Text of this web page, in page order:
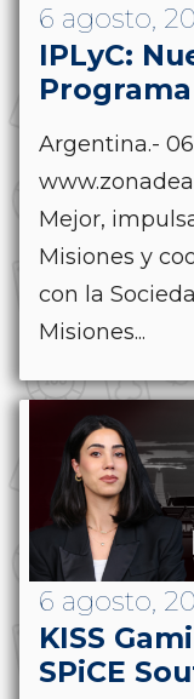
6 agosto,
IPLyC:
Argentina.-
Mejor,
Misiones y
con la
Misiones...
6 agosto,
KISS
SPiCE